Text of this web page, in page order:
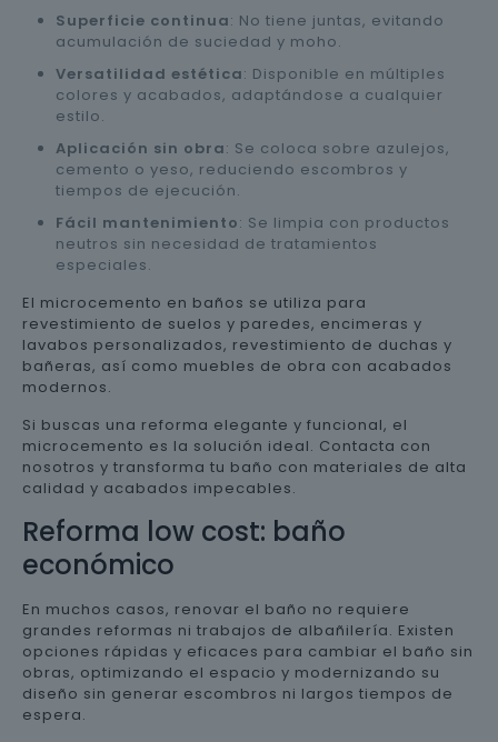
Superficie continua: No tiene juntas, evitando
acumulación de suciedad y moho.
Versatilidad estética: Disponible en múltiples
colores y acabados, adaptándose a cualquier
estilo.
Aplicación sin obra: Se coloca sobre azulejos,
cemento o yeso, reduciendo escombros y
tiempos de ejecución.
Fácil mantenimiento: Se limpia con productos
neutros sin necesidad de tratamientos
especiales.
El microcemento en baños se utiliza para
revestimiento de suelos y paredes, encimeras y
lavabos personalizados, revestimiento de duchas y
bañeras, así como muebles de obra con acabados
modernos.
Si buscas una reforma elegante y funcional, el
microcemento es la solución ideal. Contacta con
nosotros y transforma tu baño con materiales de alta
calidad y acabados impecables.
Reforma low cost: baño
económico
En muchos casos, renovar el baño no requiere
grandes reformas ni trabajos de albañilería. Existen
opciones rápidas y eficaces para cambiar el baño sin
obras, optimizando el espacio y modernizando su
diseño sin generar escombros ni largos tiempos de
espera.